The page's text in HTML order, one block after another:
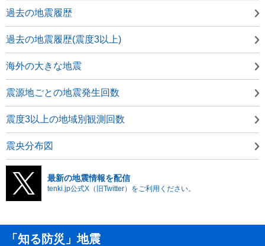
過去の地震履歴
過去の地震履歴(震度3以上)
海外の大きな地震
震源地ごとの地震発生回数
震度3以上の地域別観測回数
震央分布図
最新の地震情報を配信
tenki.jp公式X（旧Twitter）をご利用ください。
「知る防災」地震